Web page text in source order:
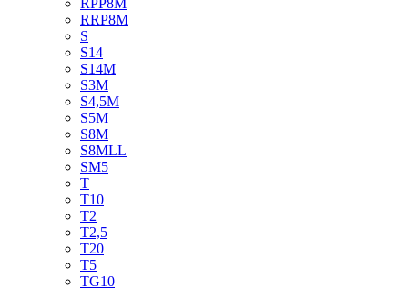
RPP8M
RRP8M
S
S14
S14M
S3M
S4,5M
S5M
S8M
S8MLL
SM5
T
T10
T2
T2,5
T20
T5
TG10